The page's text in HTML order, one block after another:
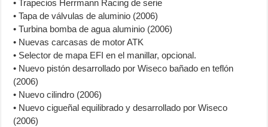
• Trapecios Herrmann Racing de serie
• Tapa de válvulas de aluminio (2006)
• Turbina bomba de agua aluminio (2006)
• Nuevas carcasas de motor ATK
• Selector de mapa EFI en el manillar, opcional.
• Nuevo pistón desarrollado por Wiseco bañado en teflón
(2006)
• Nuevo cilindro (2006)
• Nuevo cigueñal equilibrado y desarrollado por Wiseco
(2006)